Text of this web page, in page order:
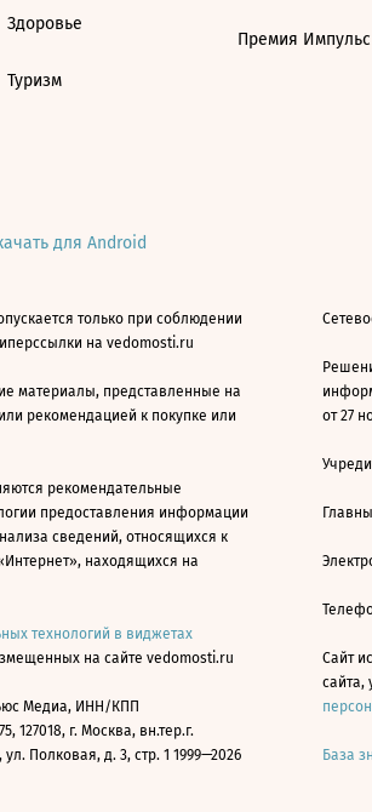
Здоровье
Туризм
Премия Импульс
для Android
только при соблюдении
на vedomosti.ru
материалы, представленные на
рекомендацией к покупке или
рекомендательные
предоставления информации
сведений, относящихся к
находящихся на
технологий в виджетах
на сайте vedomosti.ru
Медиа, ИНН/КПП
127018, г. Москва, вн.тер.г.
Полковая, д. 3, стр. 1 1999—2026
от 27
Сайт
сайта,
База